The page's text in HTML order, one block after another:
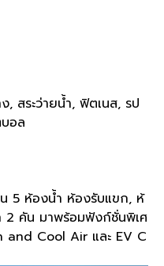
, สระว่ายน้ำ, ฟิตเนส, รป
อล
5 ห้องน้ำ ห้องรับแขก, ห้
2 คัน มาพร้อมฟังก์ชั่นพิเศ
and Cool Air และ EV C